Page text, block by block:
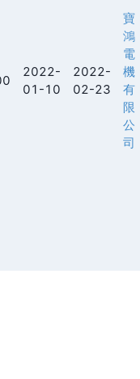
2022-
01-10
2022-
02-23
寶
鴻
電
機
有
限
公
司